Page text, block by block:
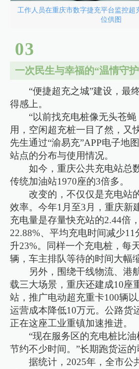
工作人员在重庆市数字捷充平台监控超
位供图
03
一次民生与幸福的“温情守
“便捷超充之城”建设，最
得感上。
“以前找充电桩像无头苍
用，空闲超充桩一目了然，又
先生通过“渝易充”APP电子地
站点的分布与使用情况。
如今，重庆公共充电站总
传统加油站1970座的3倍多。
改变的，不仅仅是充电站
效率。今年1月至3月，重庆新
充电量是存量快充站的2.44倍
22.88%、平均充电时间减少
升23%。同样一个充电桩，每
辆，车主排队等待的时间大幅
另外，围绕干线物流、港
载三大场景，重庆还建成10座
站，推广电动超充重卡100辆
运营成本降低10万元。公路货
正在这座工业重镇加速推进。
“现在服务区的充电桩比油
节约不少时间。”长期跑货运的
据统计，2025年，全市公